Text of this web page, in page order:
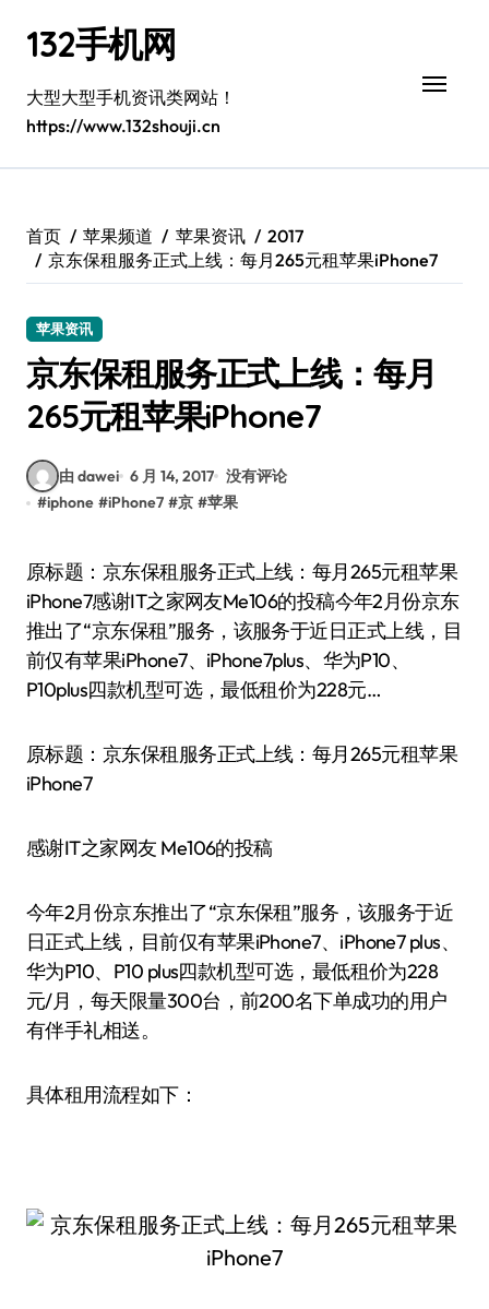
132手机网
大型大型手机资讯类网站！
https://www.132shouji.cn
首页 苹果频道 苹果资讯
2017
京东保租服务正式上线：每月265元租苹果iPhone7
苹果资讯
京东保租服务正式上线：每月
265元租苹果iPhone7
由 dawei 6 月 14, 2017 没有评论
#iphone #iPhone7 #京 #苹果
原标题：京东保租服务正式上线：每月265元租苹果
iPhone7感谢IT之家网友Me106的投稿今年2月份京东
推出了“京东保租”服务，该服务于近日正式上线，目
前仅有苹果iPhone7、iPhone7plus、华为P10、
P10plus四款机型可选，最低租价为228元…
原标题：京东保租服务正式上线：每月265元租苹果
iPhone7
感谢IT之家网友 Me106的投稿
今年2月份京东推出了“京东保租”服务，该服务于近
日正式上线，目前仅有苹果iPhone7、iPhone7 plus、
华为P10、P10 plus四款机型可选，最低租价为228
元/月，每天限量300台，前200名下单成功的用户
有伴手礼相送。
具体租用流程如下：